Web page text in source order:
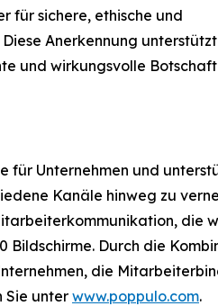
für sichere, ethische und
Anerkennung unterstützt
und wirkungsvolle
für Unternehmen und
Kanäle hinweg zu
die
Bildschirme. Durch die
die
Sie unter www.poppulo.com.